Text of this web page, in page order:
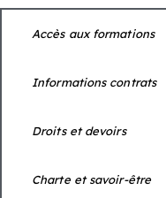
Accès aux formations
Informations contrats
Droits et devoirs
Charte et savoir-être